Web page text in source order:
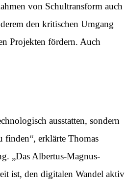
von Schultransform auch
den kritischen Umgang
Projekten fördern. Auch
ausstatten, sondern
finden“, erklärte Thomas
„Das Albertus-Magnus-
ist, den digitalen Wandel aktiv